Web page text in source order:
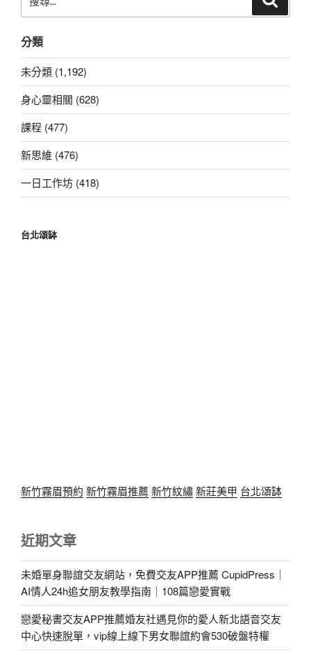
尋
鍵
字:
分類
未分類 (1,192)
身心靈相關 (628)
課程 (477)
新思維 (476)
一日工作坊 (418)
台北頌缽
新竹霧眉預約 新竹霧眉推薦 新竹紋繡新莊美甲 台北頌缽
近期文章
未婚單身聯誼交友網站，免費交友APP推薦 CupidPress｜
AI情人24h追女朋友教學指南｜108篇戀愛實戰
戀愛秘書交友APP推薦婚友社遇見你的愛人新北語音交友
中心快速脫單，vip線上線下男女聯誼約會530破盤特權